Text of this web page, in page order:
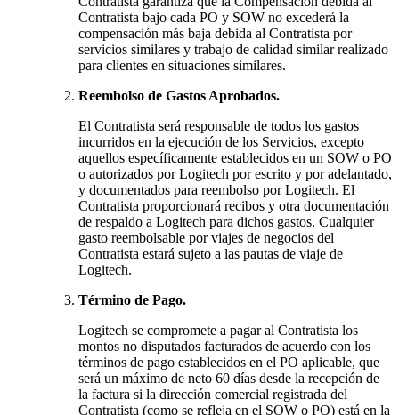
Contratista bajo cada PO y SOW no excederá la
compensación más baja debida al Contratista por
servicios similares y trabajo de calidad similar realizado
para clientes en situaciones similares.
Reembolso de Gastos Aprobados.
El Contratista será responsable de todos los gastos
incurridos en la ejecución de los Servicios, excepto
aquellos específicamente establecidos en un SOW o PO
o autorizados por Logitech por escrito y por adelantado,
y documentados para reembolso por Logitech. El
Contratista proporcionará recibos y otra documentación
de respaldo a Logitech para dichos gastos. Cualquier
gasto reembolsable por viajes de negocios del
Contratista estará sujeto a las pautas de viaje de
Logitech.
Término de Pago.
Logitech se compromete a pagar al Contratista los
montos no disputados facturados de acuerdo con los
términos de pago establecidos en el PO aplicable, que
será un máximo de neto 60 días desde la recepción de
la factura si la dirección comercial registrada del
Contratista (como se refleja en el SOW o PO) está en la